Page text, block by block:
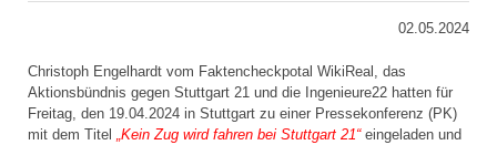
02.05.2024
Christoph Engelhardt vom Faktencheckpotal WikiReal, das
Aktionsbündnis gegen Stuttgart 21 und die Ingenieure22 hatten für
Freitag, den 19.04.2024 in Stuttgart zu einer Pressekonferenz (PK)
mit dem Titel „Kein Zug wird fahren bei Stuttgart 21“eingeladen und